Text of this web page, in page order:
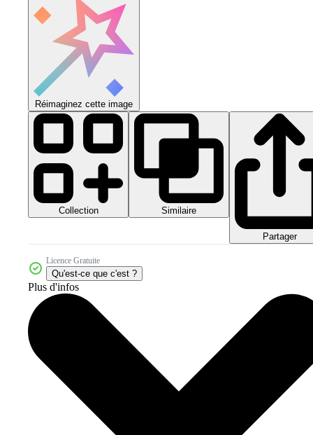
Réimaginez cette image
Collection Similaire
Partager
Licence Gratuite
Qu'est-ce que c'est ?
Plus d'infos